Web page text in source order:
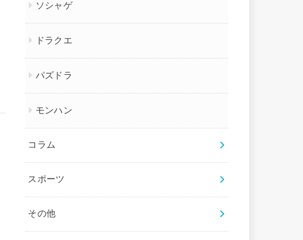
ソシャゲ
ドラクエ
パズドラ
モンハン
コラム
スポーツ
その他